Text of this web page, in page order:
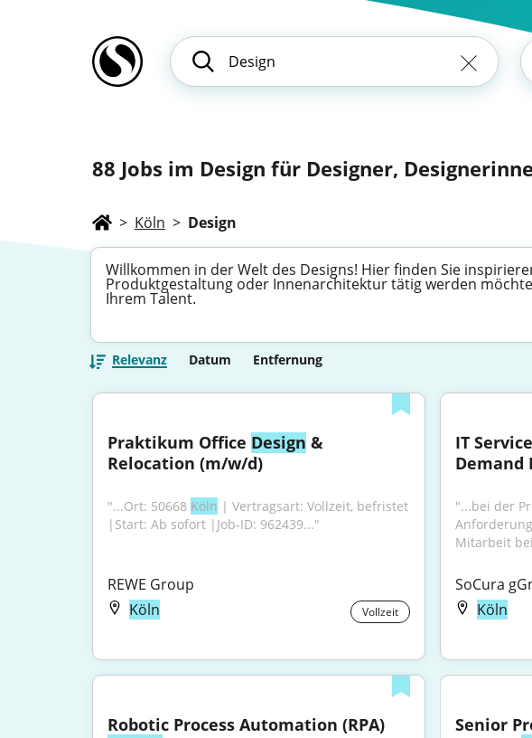
88 Jobs im Design für Designer,
> Köln > Design
Willkommen in der Welt des Designs! Hier finden Sie
Produktgestaltung oder Innenarchitektur tätig werden
Ihrem Talent.
Relevanz Datum Entfernung
Praktikum Office Design &
Relocation (m/w/d)
"...Ort: 50668 Köln | Vertragsart: Vollzeit, befristet
|Start: Ab sofort |Job-ID: 962439..."
REWE Group
Köln
Vollzeit
IT Service
Demand
"...bei der
Mitarbeit
SoCura
Köln
Senior